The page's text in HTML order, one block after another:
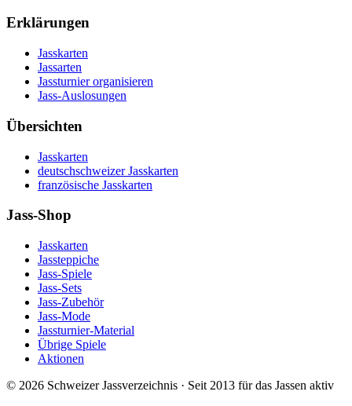
Erklärungen
Jasskarten
Jassarten
Jassturnier organisieren
Jass-Auslosungen
Übersichten
Jasskarten
deutschschweizer Jasskarten
französische Jasskarten
Jass-Shop
Jasskarten
Jassteppiche
Jass-Spiele
Jass-Sets
Jass-Zubehör
Jass-Mode
Jassturnier-Material
Übrige Spiele
Aktionen
© 2026 Schweizer Jassverzeichnis · Seit 2013 für das Jassen aktiv